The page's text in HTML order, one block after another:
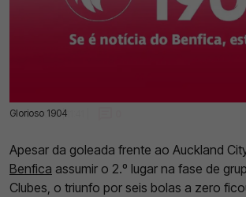
Glorioso 1904
21 Jun 2025 | 11:41 |
Apesar da goleada frente ao Auckland
Benfica assumir o 2.º lugar na fase de
Clubes, o triunfo por seis bolas a zero